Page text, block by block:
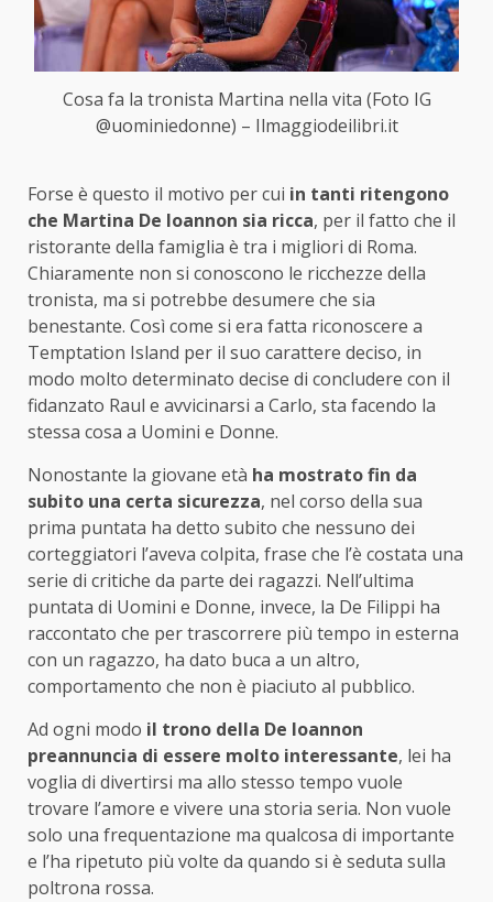
Cosa fa la tronista Martina nella vita (Foto IG
@uominiedonne) – Ilmaggiodeilibri.it
Forse è questo il motivo per cui in tanti ritengono
che Martina De Ioannon sia ricca, per il fatto che il
ristorante della famiglia è tra i migliori di Roma.
Chiaramente non si conoscono le ricchezze della
tronista, ma si potrebbe desumere che sia
benestante. Così come si era fatta riconoscere a
Temptation Island per il suo carattere deciso, in
modo molto determinato decise di concludere con il
fidanzato Raul e avvicinarsi a Carlo, sta facendo la
stessa cosa a Uomini e Donne.
Nonostante la giovane età ha mostrato fin da
subito una certa sicurezza, nel corso della sua
prima puntata ha detto subito che nessuno dei
corteggiatori l’aveva colpita, frase che l’è costata una
serie di critiche da parte dei ragazzi. Nell’ultima
puntata di Uomini e Donne, invece, la De Filippi ha
raccontato che per trascorrere più tempo in esterna
con un ragazzo, ha dato buca a un altro,
comportamento che non è piaciuto al pubblico.
Ad ogni modo il trono della De Ioannon
preannuncia di essere molto interessante, lei ha
voglia di divertirsi ma allo stesso tempo vuole
trovare l’amore e vivere una storia seria. Non vuole
solo una frequentazione ma qualcosa di importante
e l’ha ripetuto più volte da quando si è seduta sulla
poltrona rossa.